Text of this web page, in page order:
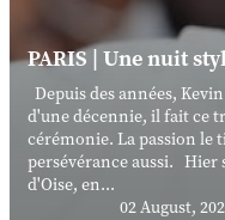
PARIS | Une nuit
Depuis des années,
d'une décennie, il fait ce
cérémonie. La passion le
persévérance aussi. Hier
d'Oise, en...
02 August,